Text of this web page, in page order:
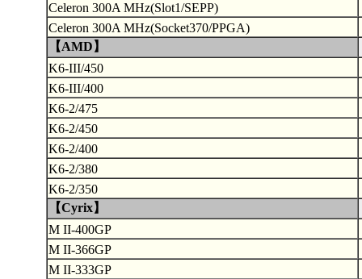
Celeron 300A MHz(Slot1/SEPP)
Celeron 300A MHz(Socket370/PPGA)
【AMD】
K6-III/450
K6-III/400
K6-2/475
K6-2/450
K6-2/400
K6-2/380
K6-2/350
【Cyrix】
M II-400GP
M II-366GP
M II-333GP